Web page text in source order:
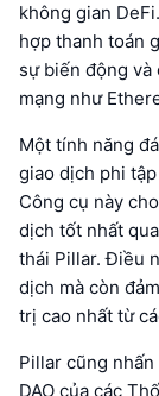
không gian
hợp thanh toán
sự biến động
mạng như
Một tính năng
giao dịch phi
Công cụ này
dịch tốt nhất
thái Pillar. Điều
dịch mà còn
trị cao nhất từ
Pillar cũng
DAO của các